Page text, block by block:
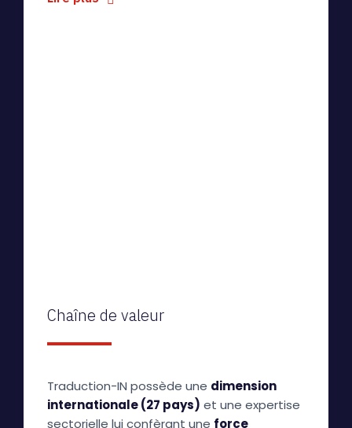
Chaîne de valeur
Traduction-IN possède une dimension
internationale (27 pays) et une expertise
sectorielle lui confèrant une force